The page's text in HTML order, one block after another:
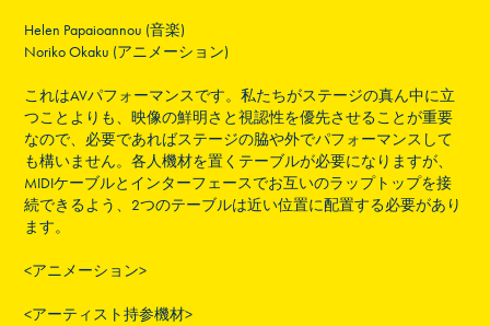
Helen Papaioannou (音楽)
Noriko Okaku (アニメーション)
これはAVパフォーマンスです。私たちがステージの真ん中に立
つことよりも、映像の鮮明さと視認性を優先させることが重要
なので、必要であればステージの脇や外でパフォーマンスして
も構いません。各人機材を置くテーブルが必要になりますが、
MIDIケーブルとインターフェースでお互いのラップトップを接
続できるよう、2つのテーブルは近い位置に配置する必要があり
ます。
<アニメーション>
<アーティスト持参機材>